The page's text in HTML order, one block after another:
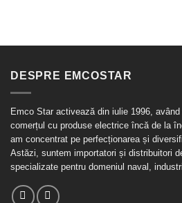
DESPRE EMCOSTAR
Emco Star activează din iulie 1996,
comerțul cu produse electrice încă de la
am concentrat pe perfecționarea și
Astăzi, suntem importatori și distribuitori
specializate pentru domeniul naval,